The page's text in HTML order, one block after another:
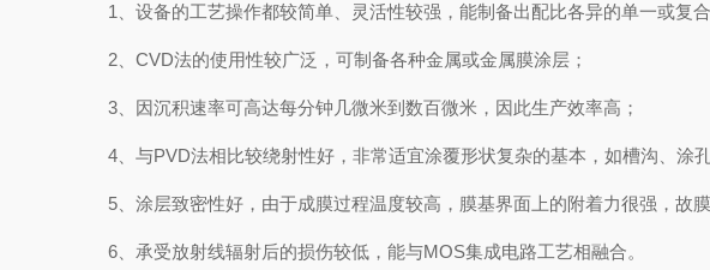
1、设备的工艺操作都较简单、灵活性较强，能制备出配比各异的单一或复合
2、CVD法的使用性较广泛，可制备各种金属或金属膜涂层；
3、因沉积速率可高达每分钟几微米到数百微米，因此生产效率高；
4、与PVD法相比较绕射性好，非常适宜涂覆形状复杂的基本，如槽沟、涂孔
5、涂层致密性好，由于成膜过程温度较高，膜基界面上的附着力很强，故膜
6、承受放射线辐射后的损伤较低，能与MOS集成电路工艺相融合。